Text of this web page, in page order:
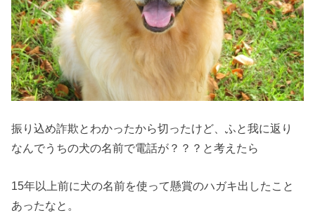
振り込め詐欺とわかったから切ったけど、ふと我に返り
なんでうちの犬の名前で電話が？？？と考えたら
15年以上前に犬の名前を使って懸賞のハガキ出したこと
あったなと。